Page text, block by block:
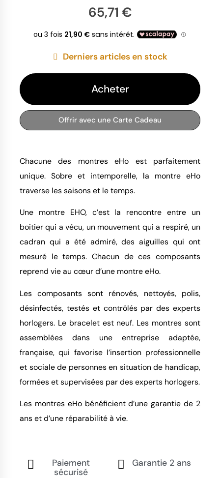
65,71 €
Derniers articles en stock
Acheter
Offrir avec une Carte Cadeau
Chacune des montres eHo est parfaitement
unique. Sobre et intemporelle, la montre eHo
traverse les saisons et le temps.
Une montre EHO, c’est la rencontre entre un
boitier qui a vécu, un mouvement qui a respiré, un
cadran qui a été admiré, des aiguilles qui ont
mesuré le temps. Chacun de ces composants
reprend vie au cœur d’une montre eHo.
Les composants sont rénovés, nettoyés, polis,
désinfectés, testés et contrôlés par des experts
horlogers. Le bracelet est neuf. Les montres sont
assemblées dans une entreprise adaptée,
française, qui favorise l’insertion professionnelle
et sociale de personnes en situation de handicap,
formées et supervisées par des experts horlogers.
Les montres eHo bénéficient d’une garantie de 2
ans et d’une réparabilité à vie.
Paiement
sécurisé
Garantie 2 ans